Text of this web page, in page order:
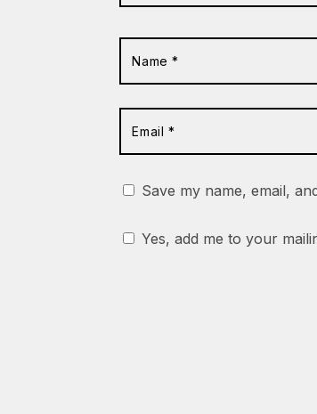
Save my name, email,
Yes, add me to your